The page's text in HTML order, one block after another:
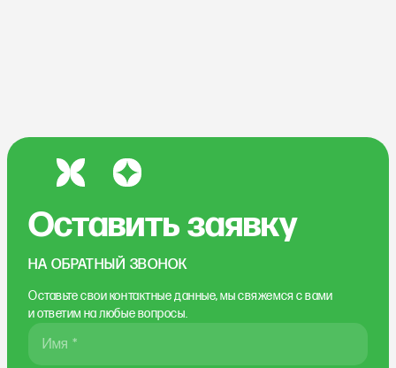
Оставить заявку
НА ОБРАТНЫЙ ЗВОНОК
Оставьте свои контактные данные, мы свяжемсяс вами
и ответим на любые вопросы.
Имя *